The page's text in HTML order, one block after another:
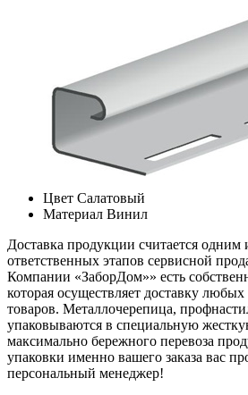
Цвет Салатовый
Материал Винил
Доставка продукции считается одним
ответственных этапов сервисной
Компании «ЗаборДом»» есть
которая осуществляет доставку
товаров. Металлочерепица,
упаковываются в специальную
максимально бережного перевоза
упаковки именно вашего заказа вас
персональный менеджер!